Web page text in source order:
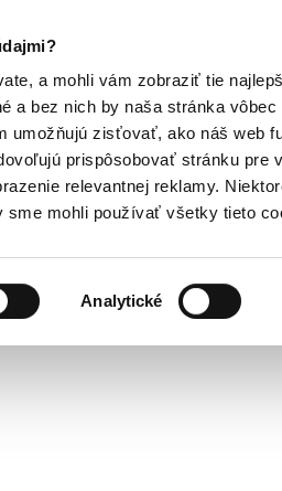
a mohli vám zobraziť tie
a bez nich by naša stránka vôbec
umožňujú zisťovať, ako náš web
prispôsobovať stránku pre
relevantnej reklamy.
mohli používať všetky tieto
Analytické